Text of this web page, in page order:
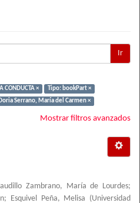
Ir
CONDUCTA ×
Tipo: bookPart ×
Serrano, María del Carmen ×
Mostrar filtros avanzados
Zambrano, María de Lourdes;
; Esquivel Peña, Melisa (Universidad